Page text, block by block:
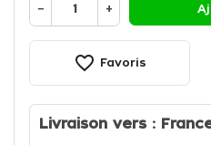
− +
favorite_border Favoris
Livraison vers :